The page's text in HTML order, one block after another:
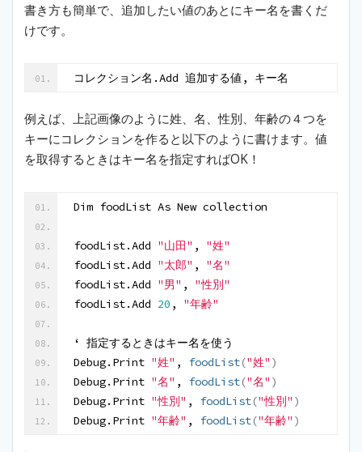
書き方も簡単で、追加したい値のあとにキー名を書くだ
けです。
コレクション名.Add 追加する値, キー名
例えば、上記画像のように姓、名、性別、年齢の４つを
キーにコレクションを作ると以下のように書けます。値
を取得するときはキー名を指定すればOK！
Dim foodList As New collection
foodList.Add "山田" , "姓"
foodList.Add "太郎" , "名"
foodList.Add "男" , "性別"
foodList.Add 20 , "年齢"
‘ 指定するときはキー名を使う
Debug.Print "姓" , foodList("姓" )
Debug.Print "名" , foodList("名" )
Debug.Print "性別" , foodList("性別" )
Debug.Print "年齢" , foodList("年齢" )